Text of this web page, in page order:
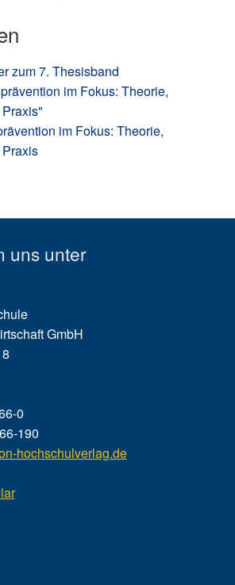
im Fokus: Theorie,
uns unter
GmbH
0
190
hochschulverlag.de